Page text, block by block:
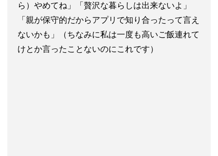
ら）やめてね」「贅沢な暮らしは出来ないよ」
「親が保守的だからアプリで知り合ったって言え
ないかも」
（ちなみに私は一度も高いご飯連れて
けとか言ったことないのにこれです）